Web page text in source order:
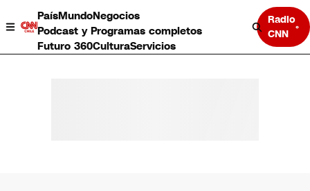
PaísMundoNegocios
Podcast y Programas completos
Futuro 360CulturaServicios
Radio
CNN